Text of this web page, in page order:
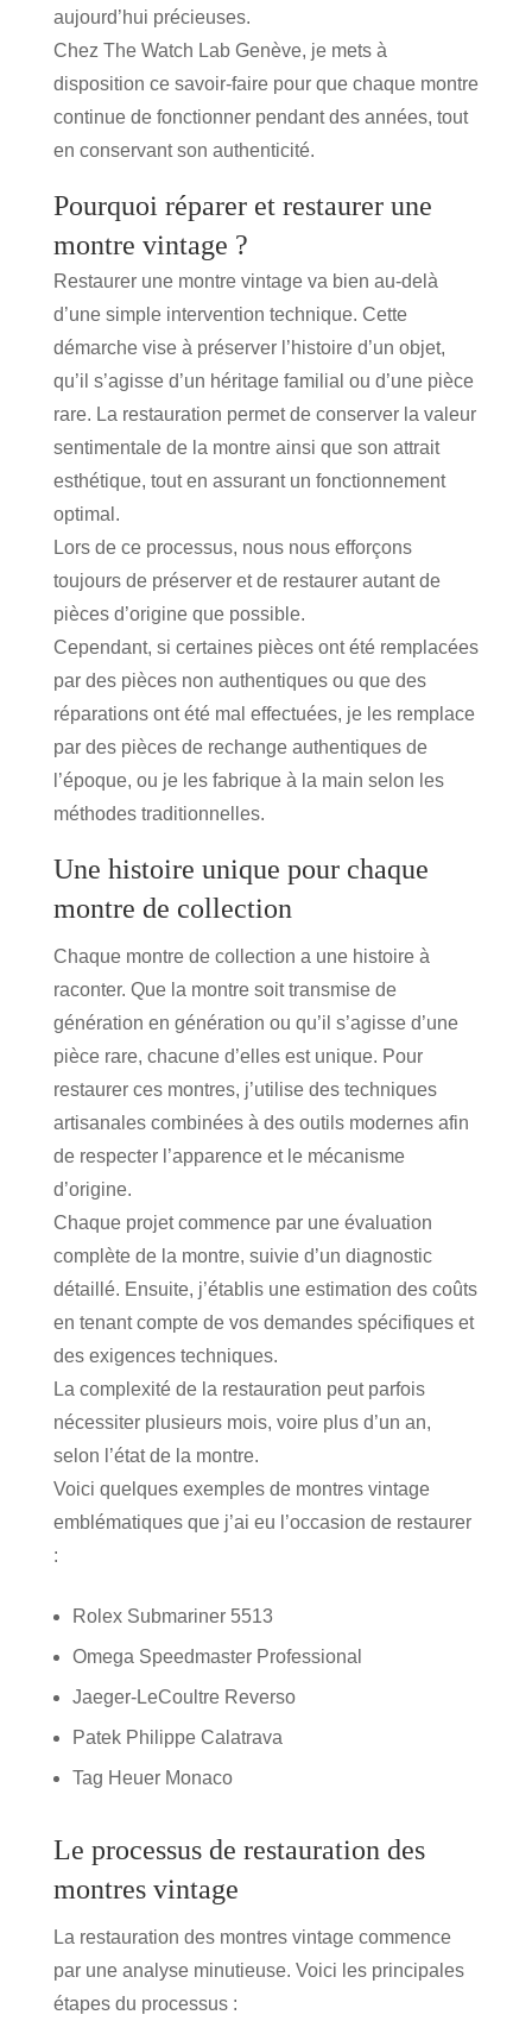
aujourd’hui précieuses.
Chez The Watch Lab Genève, je mets à
disposition ce savoir-faire pour que chaque montre
continue de fonctionner pendant des années, tout
en conservant son authenticité.
Pourquoi réparer et restaurer une
montre vintage ?
Restaurer une montre vintage va bien au-delà
d’une simple intervention technique. Cette
démarche vise à préserver l’histoire d’un objet,
qu’il s’agisse d’un héritage familial ou d’une pièce
rare. La restauration permet de conserver la valeur
sentimentale de la montreainsi que son attrait
esthétique, tout en assurant un fonctionnement
optimal.
Lors de ce processus, nous nous efforçons
toujours de préserver et de restaurer autant de
pièces d’origine que possible.
Cependant, si certaines pièces ont été remplacées
par des pièces non authentiques ou que des
réparations ont été mal effectuées, je les remplace
par des pièces de rechange authentiques de
l’époque, ou je les fabrique à la main selon les
méthodes traditionnelles.
Une histoire unique pour chaque
montre de collection
Chaque montre de collection a une histoire à
raconter. Que la montre soit transmise de
génération en génération ou qu’il s’agisse d’une
pièce rare, chacune d’elles est unique. Pour
restaurer ces montres, j’utilise des techniques
artisanales combinées à des outils modernes afin
de respecter l’apparence et le mécanisme
d’origine.
Chaque projet commence par une évaluation
complète de la montre, suivie d’un diagnostic
détaillé. Ensuite, j’établis une estimation des coûts
en tenant compte de vos demandes spécifiques et
des exigences techniques.
La complexité de la restauration peut parfois
nécessiter plusieurs mois, voire plus d’un an,
selon l’état de la montre.
Voici quelques exemples de montres vintage
emblématiques que j’ai eu l’occasion de restaurer
:
Rolex Submariner 5513
Omega Speedmaster Professional
Jaeger-LeCoultre Reverso
Patek Philippe Calatrava
Tag Heuer Monaco
Le processus de restauration des
montres vintage
La restauration des montres vintage commence
par une analyse minutieuse. Voici les principales
étapes du processus :